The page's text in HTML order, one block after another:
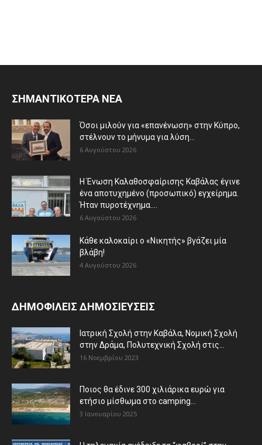
ΣΗΜΑΝΤΙΚΟΤΕΡΑ ΝΕΑ
Όσοι μιλούν για «επανένωση» στην Κύπρο,
στέλνουν το μήνυμα για λύση...
6 Αυγούστου 2026
Η Ένωση Καλαθοσφαίρισης Καβάλας έγινε
ένα αποτυχημένο (προσωπικό) εγχείρημα.
Ήταν πυροτέχνημα....
6 Αυγούστου 2026
Κάθε καλοκαίρι ο «Νικητής» βγάζει μία
βλάβη!
4 Αυγούστου 2026
ΔΗΜΟΦΙΛΕΙΣ ΔΗΜΟΣΙΕΥΣΕΙΣ
Ιατρική Σχολή στην Καβάλα, Νομική Σχολή
στην Δράμα, Πολυτεχνική Σχολή στις...
16 Νοεμβρίου 2023
Ποιος θα έδινε 300 χιλιάρικα ευρώ για
ετήσιο μίσθωμα στο camping...
3 Ιανουαρίου 2025